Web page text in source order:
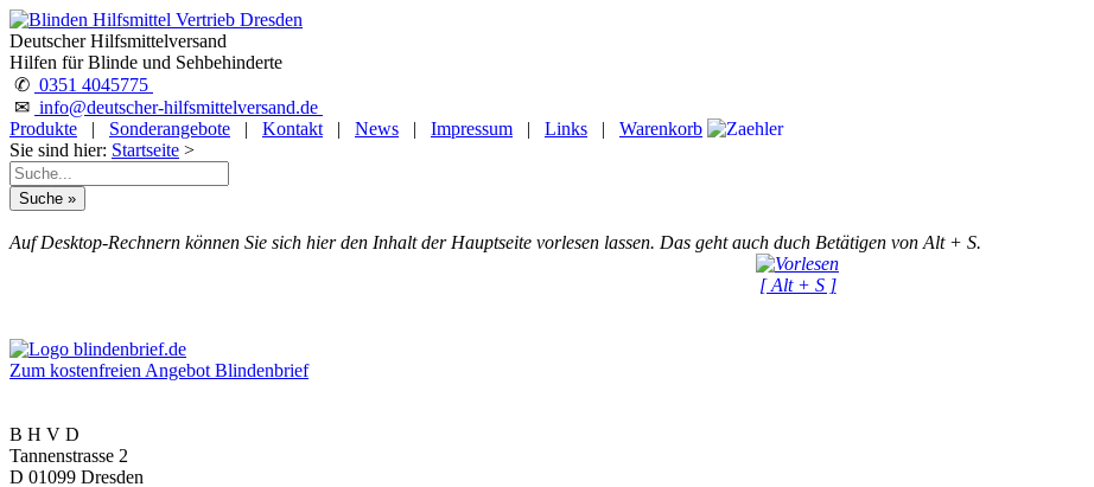
Deutscher Hilfsmittelversand
Hilfen für Blinde und Sehbehinderte
✆ 0351 4045775
✉ info@deutscher-hilfsmittelversand.de
Produkte
| Sonderangebote | Kontakt | News | Impressum | Links |
Warenkorb
Sie sind hier: Startseite >
Auf Desktop-Rechnern können Sie sich hier den Inhalt der Hauptseite vorlesen lassen. Das geht auch duch Betätigen von Alt + S.
[ Alt + S ]
Zum kostenfreien Angebot Blindenbrief
B H V D
Tannenstrasse 2
D 01099 Dresden